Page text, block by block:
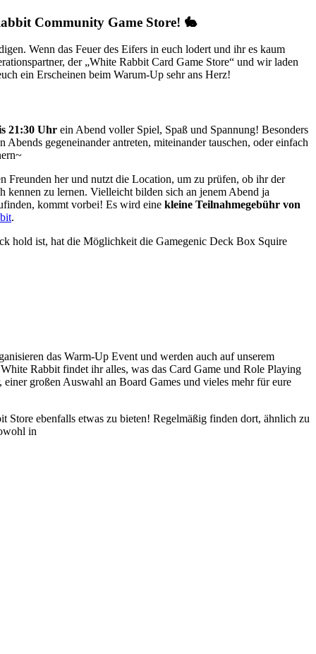
Community Game Store! 🐇
Wenn das Feuer des Eifers in euch lodert und ihr es kaum
der „White Rabbit Card Game Store“ und wir laden
ein Erscheinen beim Warum-Up sehr ans Herz!
21:30 Uhr ein Abend voller Spiel, Spaß und Spannung! Besonders
gegeneinander antreten, miteinander tauschen, oder einfach
Freunden her und nutzt die Location, um zu prüfen, ob ihr der
kennen zu lernen. Vielleicht bilden sich an jenem Abend ja
kommt vorbei! Es wird eine kleine Teilnahmegebühr von
.
hold ist, hat die Möglichkeit die Gamegenic Deck Box Squire
das Warm-Up Event und werden auch auf unserem
Rabbit findet ihr alles, was das Card Game und Role Playing
großen Auswahl an Board Games und vieles mehr für eure
Store ebenfalls etwas zu bieten! Regelmäßig finden dort, ähnlich zu
in